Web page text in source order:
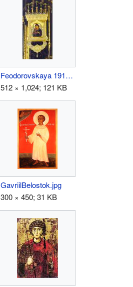
Feodorovskaya 1916.jpeg.jpg
512 × 1,024; 121 KB
GavriilBelostok.jpg
300 × 450; 31 KB